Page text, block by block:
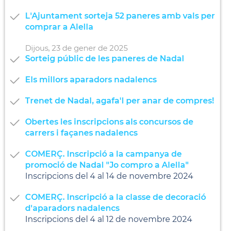
L'Ajuntament sorteja 52 paneres amb vals per
comprar a Alella
Dijous, 23 de gener de 2025
Sorteig públic de les paneres de Nadal
Els millors aparadors nadalencs
Trenet de Nadal, agafa'l per anar de compres!
Obertes les inscripcions als concursos de
carrers i façanes nadalencs
COMERÇ. Inscripció a la campanya de
promoció de Nadal "Jo compro a Alella"
Inscripcions del 4 al 14 de novembre 2024
COMERÇ. Inscripció a la classe de decoració
d'aparadors nadalencs
Inscripcions del 4 al 12 de novembre 2024